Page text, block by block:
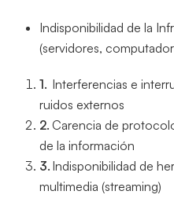
Indisponibilidad de la
(servidores,
Interferencias e
ruidos externos
Carencia de
de la información
Indisponibilidad de
multimedia (streaming)